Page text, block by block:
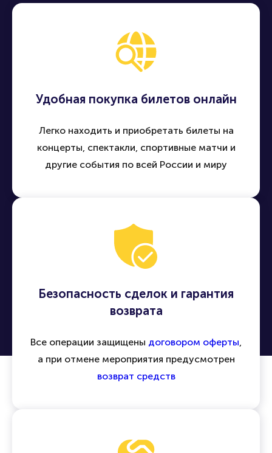
Удобная покупка билетов онлайн
Легко находить и приобретать билеты на
концерты, спектакли, спортивные матчи и
другие события по всей России и миру
Безопасность сделок и гарантия
возврата
Все операции защищены договором оферты,
а при отмене мероприятия предусмотрен
возврат средств